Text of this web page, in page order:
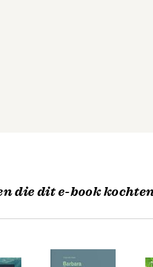
die dit e-book